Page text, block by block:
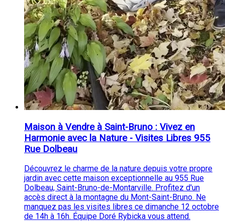
Maison à Vendre à Saint-Bruno : Vivez en
Harmonie avec la Nature - Visites Libres 955
Rue Dolbeau
Découvrez le charme de la nature depuis votre propre
jardin avec cette maison exceptionnelle au 955 Rue
Dolbeau, Saint-Bruno-de-Montarville. Profitez d'un
accès direct à la montagne du Mont-Saint-Bruno. Ne
manquez pas les visites libres ce dimanche 12 octobre
de 14h à 16h. Équipe Doré Rybicka vous attend.